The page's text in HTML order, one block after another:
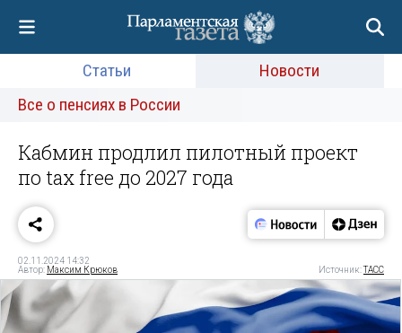
Статьи
Новости
Все о пенсиях в России
Кабмин продлил пилотный проект
по tax free до 2027 года
02.11.2024 14:32
Автор: Максим Крюков Источник:ТАСС